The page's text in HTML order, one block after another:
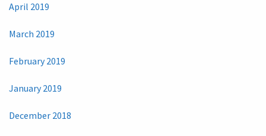
April 2019
March 2019
February 2019
January 2019
December 2018